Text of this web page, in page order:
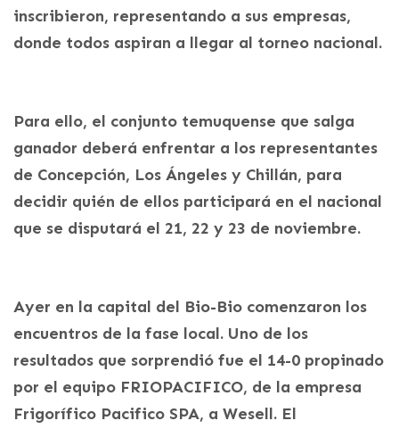
inscribieron, representando a sus empresas,
donde todos aspiran a llegar al torneo nacional.
Para ello, el conjunto temuquense que salga
ganador deberá enfrentar a los representantes
de Concepción, Los Ángeles y Chillán, para
decidir quién de ellos participará en el nacional
que se disputará el 21, 22 y 23 de noviembre.
Ayer en la capital del Bio-Bio comenzaron los
encuentros de la fase local. Uno de los
resultados que sorprendió fue el 14-0 propinado
por el equipo FRIOPACIFICO, de la empresa
Frigorífico Pacifico SPA, a Wesell. El